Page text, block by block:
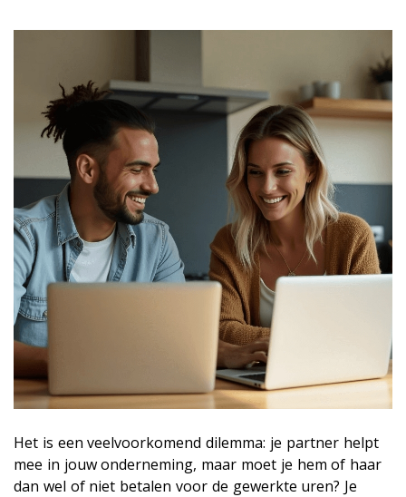
Het is een veelvoorkomend dilemma: je partner helpt
mee in jouw onderneming, maar moet je hem of haar
dan wel of niet betalen voor de gewerkte uren? Je